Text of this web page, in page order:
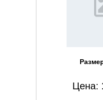
Цена: